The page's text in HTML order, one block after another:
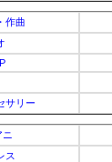
作曲
サリー
ス